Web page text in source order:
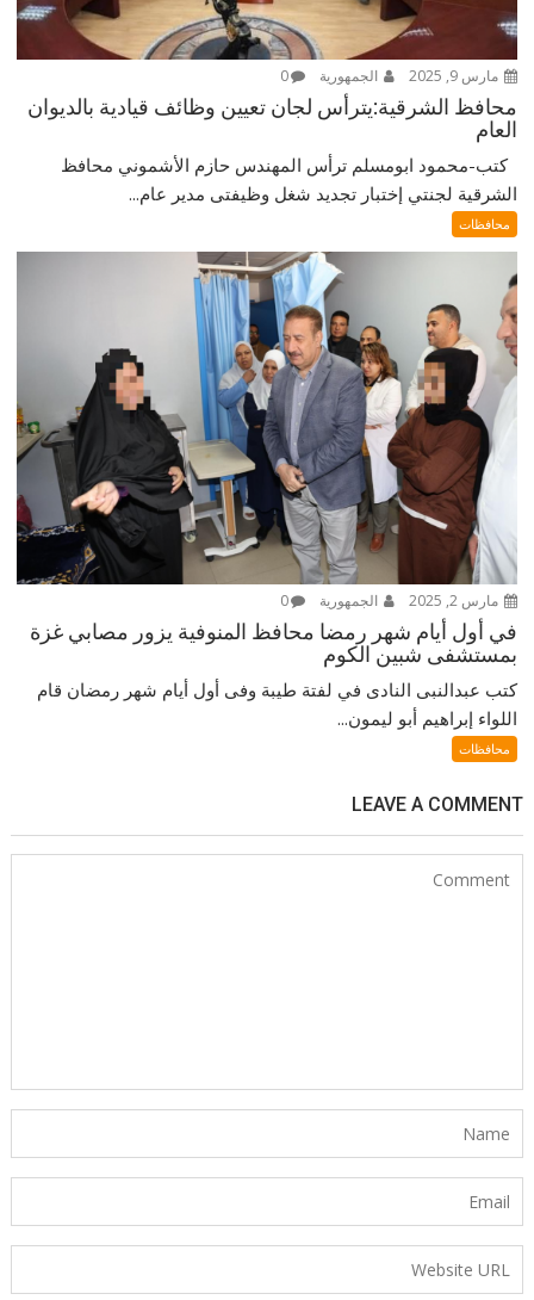
مارس 9, 2025 الجمهورية 0
محافظ الشرقية:يترأس لجان تعيين وظائف قيادية بالديوان
العام
كتب-محمود ابومسلم ترأس المهندس حازم الأشموني محافظ
الشرقية لجنتي إختبار تجديد شغل وظيفتى مدير عام...
محافظات
مارس 2, 2025 الجمهورية 0
في أول أيام شهر رمضا محافظ المنوفية يزور مصابي غزة
بمستشفى شبين الكوم
كتب عبدالنبى النادى في لفتة طيبة وفى أول أيام شهر رمضان قام
اللواء إبراهيم أبو ليمون...
محافظات
LEAVE A COMMENT